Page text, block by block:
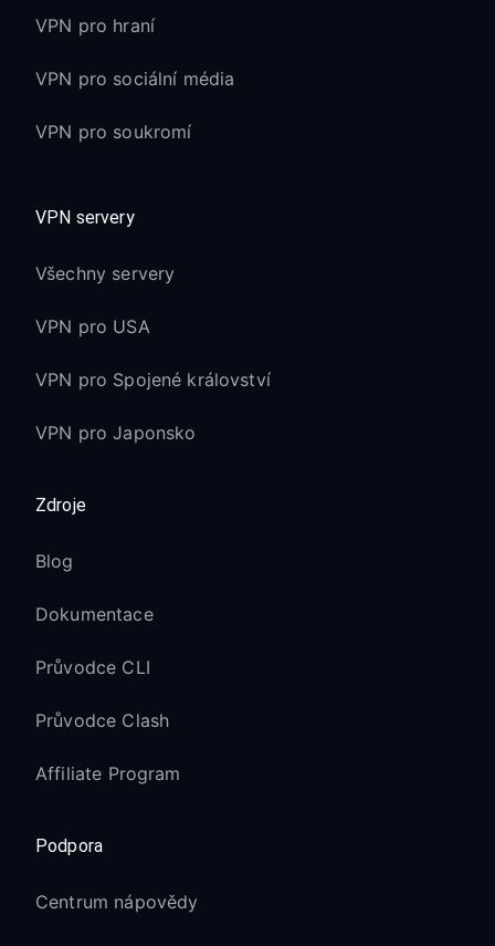
VPN pro hraní
VPN pro sociální média
VPN pro soukromí
VPN servery
Všechny servery
VPN pro USA
VPN pro Spojené království
VPN pro Japonsko
Zdroje
Blog
Dokumentace
Průvodce CLI
Průvodce Clash
Affiliate Program
Podpora
Centrum nápovědy